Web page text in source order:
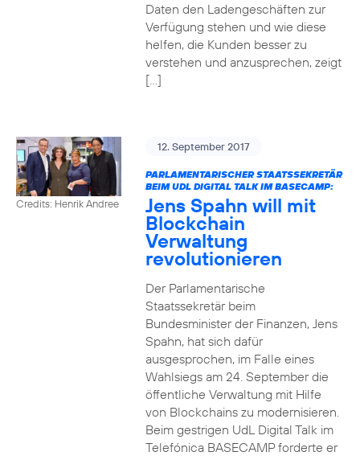
Daten den Ladengeschäften zur
Verfügung stehen und wie diese
helfen, die Kunden besser zu
verstehen und anzusprechen, zeigt
[…]
Credits: Henrik Andree
12. September 2017
PARLAMENTARISCHER STAATSSEKRETÄR
BEIM UDL DIGITAL TALK IM BASECAMP:
Jens Spahn will mit
Blockchain
Verwaltung
revolutionieren
Der Parlamentarische
Staatssekretär beim
Bundesminister der Finanzen, Jens
Spahn, hat sich dafür
ausgesprochen, im Falle eines
Wahlsiegs am 24. September die
öffentliche Verwaltung mit Hilfe
von Blockchains zu modernisieren.
Beim gestrigen UdL Digital Talk im
Telefónica BASECAMP forderte er